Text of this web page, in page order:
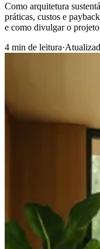
Como arquitetura
práticas, custos e
e como divulgar o
4 min de leitura·